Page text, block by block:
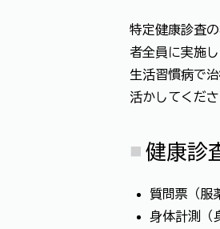
特定健康診査
者全員に実施し
生活習慣病で
活かしてくださ
健康診
質問票（服
身体計測（